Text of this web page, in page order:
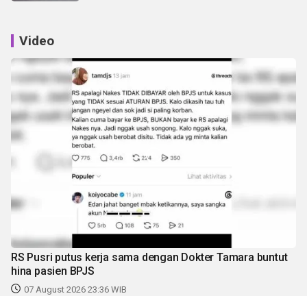
Video
RS Pusri putus kerja sama dengan Dokter Tamara buntut
hina pasien BPJS
07 August 2026 23:36 WIB